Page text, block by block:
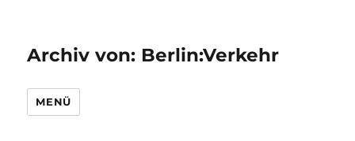
Archiv von: Berlin:Verkehr
MENÜ